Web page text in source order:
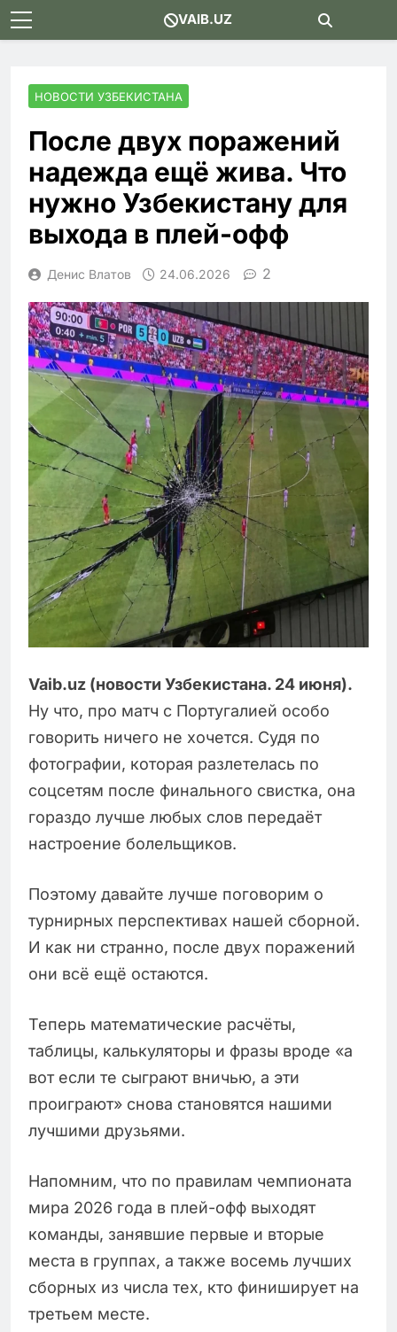
Skip
to
VAIB.UZ
НОВОСТИ УЗБЕКИСТАНА
После двух поражений
надежда ещё жива. Что
нужно Узбекистану для
выхода в плей-офф
Денис Влатов 24.06.2026 2
Vaib.uz (новости Узбекистана. 24 июня).
Ну что, про матч с Португалией особо
говорить ничего не хочется. Судя по
фотографии, которая разлетелась по
соцсетям после финального свистка, она
гораздо лучше любых слов передаёт
настроение болельщиков.
Поэтому давайте лучше поговорим о
турнирных перспективах нашей сборной.
И как ни странно, после двух поражений
они всё ещё остаются.
Теперь математические расчёты,
таблицы, калькуляторы и фразы вроде «а
вот если те сыграют вничью, а эти
проиграют» снова становятся нашими
лучшими друзьями.
Напомним, что по правилам чемпионата
мира 2026 года в плей-офф выходят
команды, занявшие первые и вторые
места в группах, а также восемь лучших
сборных из числа тех, кто финиширует на
третьем месте.